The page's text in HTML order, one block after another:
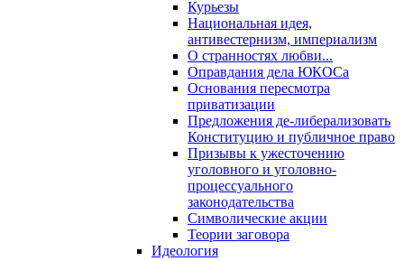
Курьезы
Национальная идея,
антивестернизм, империализм
О странностях любви...
Оправдания дела ЮКОСа
Основания пересмотра
приватизации
Предложения де-либерализовать
Конституцию и публичное право
Призывы к ужесточению
уголовного и уголовно-
процессуального
законодательства
Символические акции
Теории заговора
Идеология